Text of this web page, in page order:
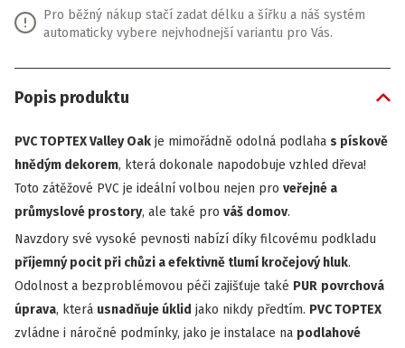
Pro běžný nákup stačí zadat délku a šířku a náš systém
automaticky vybere nejvhodnejší variantu pro Vás.
Popis produktu
PVC TOPTEX Valley Oak je mimořádně odolná podlaha s pískově
hnědým dekorem, která dokonale napodobuje vzhled dřeva!
Toto zátěžové PVC je ideální volbou nejen pro veřejné a
průmyslové prostory, ale také pro váš domov.
Navzdory své vysoké pevnosti nabízí díky filcovému podkladu
příjemný pocit při chůzi a efektivně tlumí kročejový hluk.
Odolnost a bezproblémovou péči zajišťuje také PUR povrchová
úprava, která usnadňuje úklid jako nikdy předtím. PVC TOPTEX
zvládne i náročné podmínky, jako je instalace na podlahové